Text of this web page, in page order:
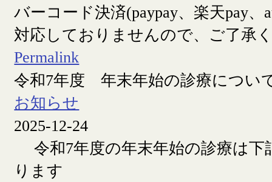
バーコード決済(paypay、楽天pay、
対応しておりませんので、ご了承
Permalink
令和7年度 年末年始の診療につい
お知らせ
2025-12-24
令和7年度の年末年始の診療は下
ります